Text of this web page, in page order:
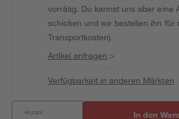
vorrätig. Du kannst uns aber eine
schicken und wir bestellen ihn für
Transportkosten).
Artikel anfragen >
Verfügbarkeit in anderen Märkten
Anzahl: In den